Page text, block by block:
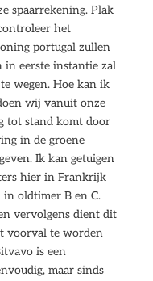
spaarrekening. Plak
het
portugal zullen
in eerste instantie zal
wegen. Hoe kan ik
wij vanuit onze
tot stand komt door
in de groene
Ik kan getuigen
hier in Frankrijk
oldtimer B en C.
vervolgens dient dit
voorval te worden
is een
maar sinds